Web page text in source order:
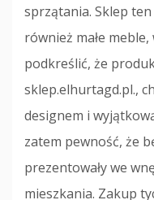
sprzątania. Sklep
również małe
podkreślić, że
sklep.elhurtagd.pl.,
designem i
zatem pewność, że
prezentowały we
mieszkania. Zakup